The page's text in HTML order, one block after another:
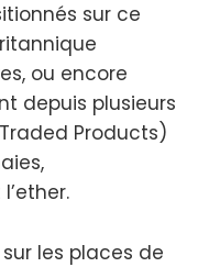
sur ce
ou encore
depuis plusieurs
Products)
les places de